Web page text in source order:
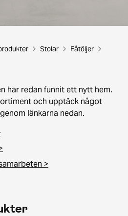
Stolar Fåtöljer
har redan funnit ett nytt hem.
och upptäck något
länkarna nedan.
>